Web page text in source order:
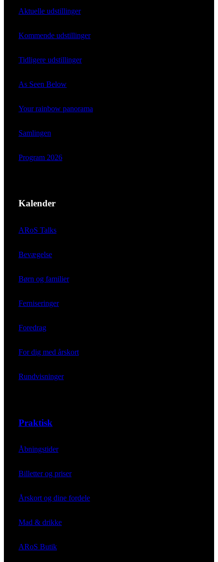
Aktuelle udstillinger
Kommende udstillinger
Tidligere udstillinger
As Seen Below
Your rainbow panorama
Samlingen
Program 2026
Kalender
ARoS Talks
Bevægelse
Børn og familier
Ferniseringer
Foredrag
For dig med årskort
Rundvisninger
Praktisk
Åbningstider
Billetter og priser
Årskort og dine fordele
Mad & drikke
ARoS Butik